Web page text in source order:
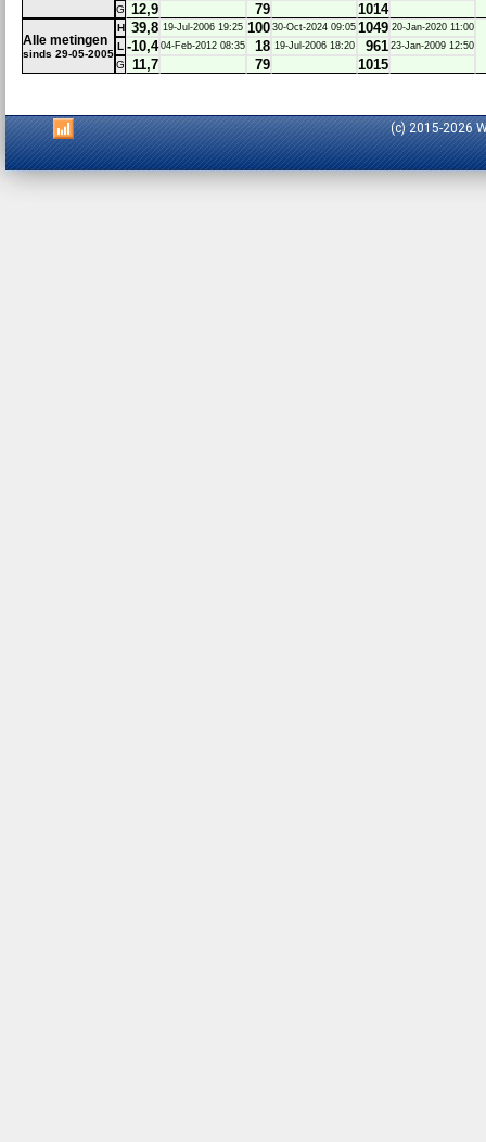
G 12,9 79 1014
Alle metingen
sinds 29-05-2005
H 39,8 19-Jul-2006 19:25 100 30-Oct-2024 09:05 1049 20-Jan-2020 11:00
L -10,4 04-Feb-2012 08:35 18 19-Jul-2006 18:20 961 23-Jan-2009 12:50
G 11,7 79 1015
(c) 2015-2026